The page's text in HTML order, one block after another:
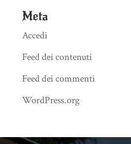
Meta
Accedi
Feed dei contenuti
Feed dei commenti
WordPress.org